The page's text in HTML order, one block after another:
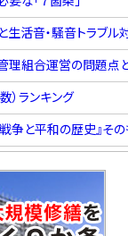
生活音・騒音トラブル
理組合運営の問題点
）ランキング
争と平和の歴史』そ